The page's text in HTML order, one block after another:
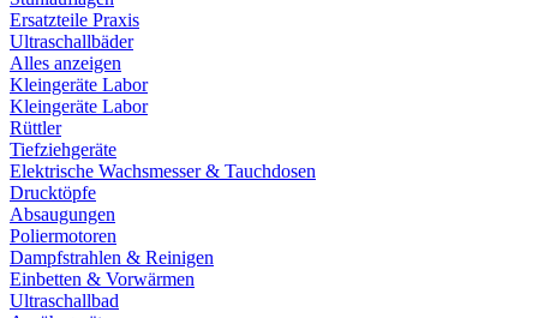
Ersatzteile Praxis
Ultraschallbäder
Alles anzeigen
Kleingeräte Labor
Kleingeräte Labor
Rüttler
Tiefziehgeräte
Elektrische Wachsmesser & Tauchdosen
Drucktöpfe
Absaugungen
Poliermotoren
Dampfstrahlen & Reinigen
Einbetten & Vorwärmen
Ultraschallbad